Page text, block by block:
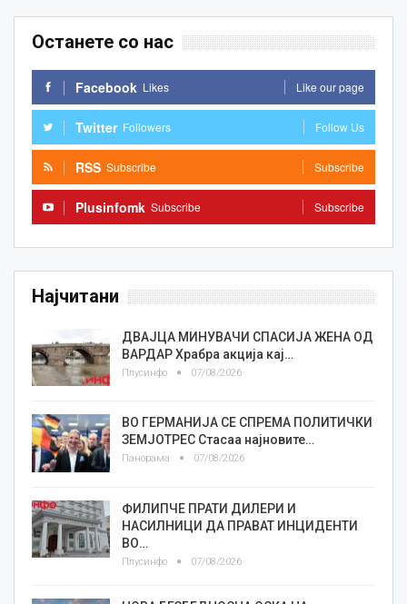
Останете со нас
Facebook Likes Like our page
Twitter Followers Follow Us
RSS Subscribe Subscribe
Plusinfomk Subscribe Subscribe
Најчитани
ДВАЈЦА МИНУВАЧИ СПАСИЈА ЖЕНА ОД
ВАРДАР Храбра акција кај…
Плусинфо 07/08/2026
ВО ГЕРМАНИЈА СЕ СПРЕМА ПОЛИТИЧКИ
ЗЕМЈОТРЕС Стасаа најновите…
Панорама 07/08/2026
ФИЛИПЧЕ ПРАТИ ДИЛЕРИ И
НАСИЛНИЦИ ДА ПРАВАТ ИНЦИДЕНТИ
ВО…
Плусинфо 07/08/2026